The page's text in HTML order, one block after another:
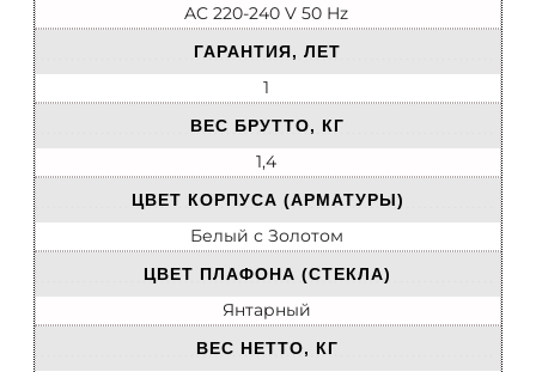
AC 220-240 V 50 Hz
ГАРАНТИЯ, ЛЕТ
1
ВЕС БРУТТО, КГ
1,4
ЦВЕТ КОРПУСА (АРМАТУРЫ)
Белый с Золотом
ЦВЕТ ПЛАФОНА (СТЕКЛА)
Янтарный
ВЕС НЕТТО, КГ